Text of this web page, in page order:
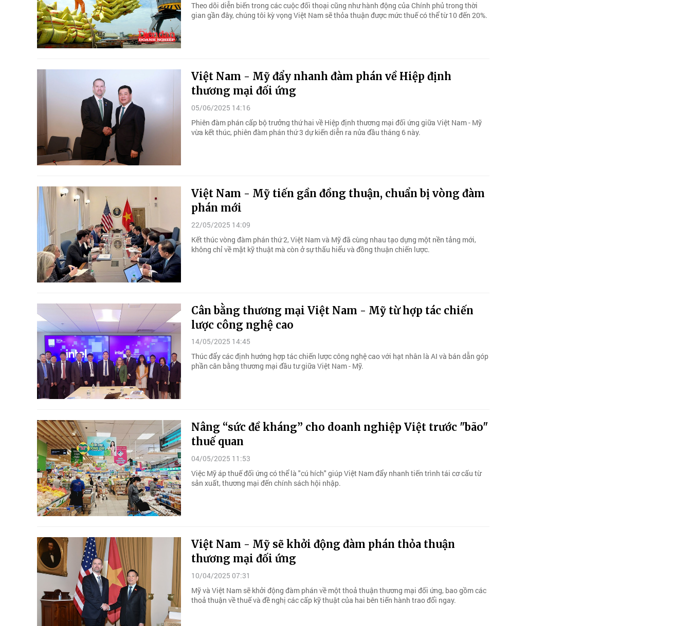
Theo dõi diễn biến trong các cuộc đối thoại cũng như hành động của Chính phủ trong thời
gian gần đây, chúng tôi kỳ vọng Việt Nam sẽ thỏa thuận được mức thuế có thể từ 10 đến 20%.
Việt Nam - Mỹ đẩy nhanh đàm phán về Hiệp định
thương mại đối ứng
05/06/2025 14:16
Phiên đàm phán cấp bộ trưởng thứ hai về Hiệp định thương mại đối ứng giữa Việt Nam - Mỹ
vừa kết thúc, phiên đàm phán thứ 3 dự kiến diễn ra nửa đầu tháng 6 này.
Việt Nam - Mỹ tiến gần đồng thuận, chuẩn bị vòng đàm
phán mới
22/05/2025 14:09
Kết thúc vòng đàm phán thứ 2, Việt Nam và Mỹ đã cùng nhau tạo dựng một nền tảng mới,
không chỉ về mặt kỹ thuật mà còn ở sự thấu hiểu và đồng thuận chiến lược.
Cân bằng thương mại Việt Nam - Mỹ từ hợp tác chiến
lược công nghệ cao
14/05/2025 14:45
Thúc đẩy các định hướng hợp tác chiến lược công nghệ cao với hạt nhân là AI và bán dẫn góp
phần cân bằng thương mại đầu tư giữa Việt Nam - Mỹ.
Nâng “sức đề kháng” cho doanh nghiệp Việt trước "bão"
thuế quan
04/05/2025 11:53
Việc Mỹ áp thuế đối ứng có thể là "cú hích" giúp Việt Nam đẩy nhanh tiến trình tái cơ cấu từ
sản xuất, thương mại đến chính sách hội nhập.
Việt Nam - Mỹ sẽ khởi động đàm phán thỏa thuận
thương mại đối ứng
10/04/2025 07:31
Mỹ và Việt Nam sẽ khởi động đàm phán về một thoả thuận thương mại đối ứng, bao gồm các
thoả thuận về thuế và đề nghị các cấp kỹ thuật của hai bên tiến hành trao đổi ngay.